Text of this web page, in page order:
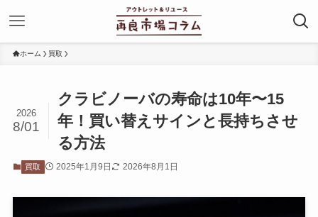
ホーム 買取
クラビノーバの寿命は10年〜15
年！買い替えサインと長持ちさせ
る方法
2026
8/01
買取 2025年1月9日 2026年8月1日